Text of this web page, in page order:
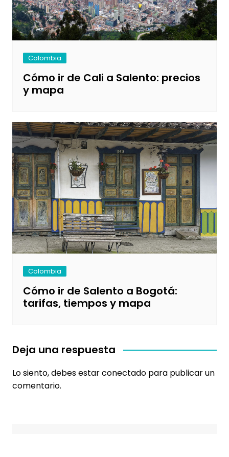
Colombia
Cómo ir de Cali a Salento: precios
y mapa
Colombia
Cómo ir de Salento a Bogotá:
tarifas, tiempos y mapa
Deja una respuesta
Lo siento, debes estarconectadopara publicar un
comentario.